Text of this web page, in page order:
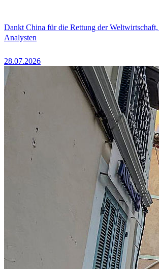
Dankt China für die Rettung der
Analysten
28.07.2026